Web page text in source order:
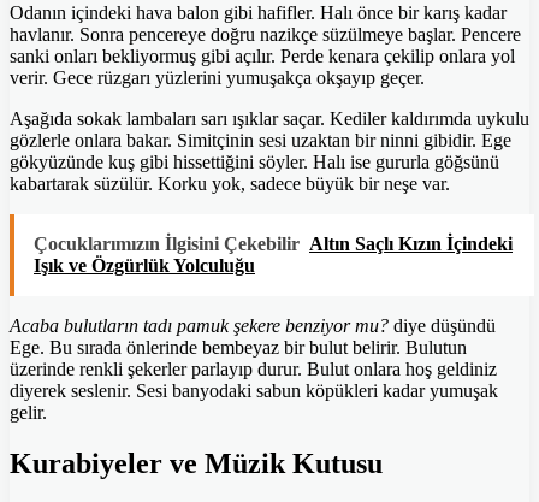
Odanın içindeki hava balon gibi hafifler. Halı önce bir karış kadar
havlanır. Sonra pencereye doğru nazikçe süzülmeye başlar. Pencere
sanki onları bekliyormuş gibi açılır. Perde kenara çekilip onlara yol
verir. Gece rüzgarı yüzlerini yumuşakça okşayıp geçer.
Aşağıda sokak lambaları sarı ışıklar saçar. Kediler kaldırımda uykulu
gözlerle onlara bakar. Simitçinin sesi uzaktan bir ninni gibidir. Ege
gökyüzünde kuş gibi hissettiğini söyler. Halı ise gururla göğsünü
kabartarak süzülür. Korku yok, sadece büyük bir neşe var.
Çocuklarımızın İlgisini Çekebilir Altın Saçlı Kızın İçindeki
Işık ve Özgürlük Yolculuğu
Acaba bulutların tadı pamuk şekere benziyor mu? diye düşündü
Ege. Bu sırada önlerinde bembeyaz bir bulut belirir. Bulutun
üzerinde renkli şekerler parlayıp durur. Bulut onlara hoş geldiniz
diyerek seslenir. Sesi banyodaki sabun köpükleri kadar yumuşak
gelir.
Kurabiyeler ve Müzik Kutusu